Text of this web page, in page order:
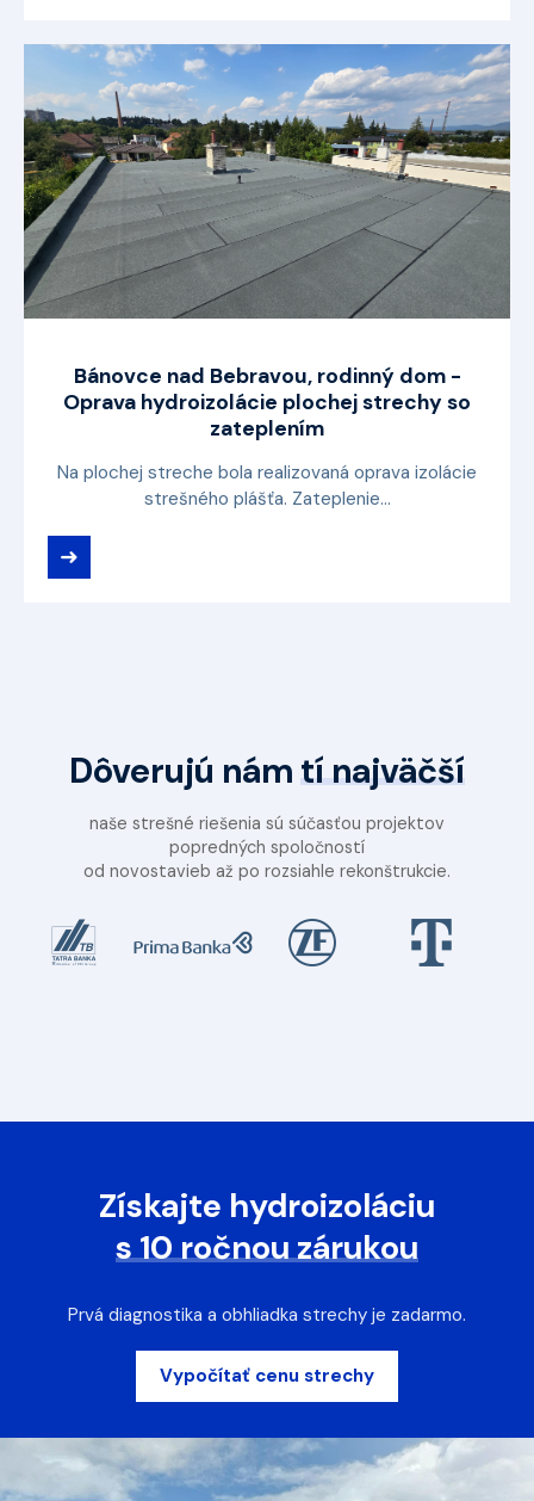
Bánovce nad Bebravou, rodinný dom -
Oprava hydroizolácie plochej strechy so
zateplením
Na plochej streche bola realizovaná oprava izolácie
strešného plášťa. Zateplenie...
➜
Dôverujú námtí najväčší
naše strešné riešenia sú súčasťou projektov
popredných spoločností
od novostavieb až po rozsiahle rekonštrukcie.
Získajte hydroizoláciu
s 10 ročnou zárukou
Prvá diagnostika a obhliadka strechy je zadarmo.
Vypočítať cenu strechy